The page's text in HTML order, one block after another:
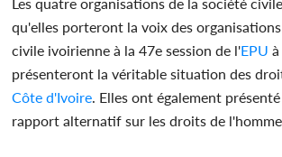
qu'elles porteront la voix des
civile ivoirienne à la 47e session de l'EPU
présenteront la véritable situation des
Côte d'Ivoire . Elles ont également
rapport alternatif sur les droits de l'homme